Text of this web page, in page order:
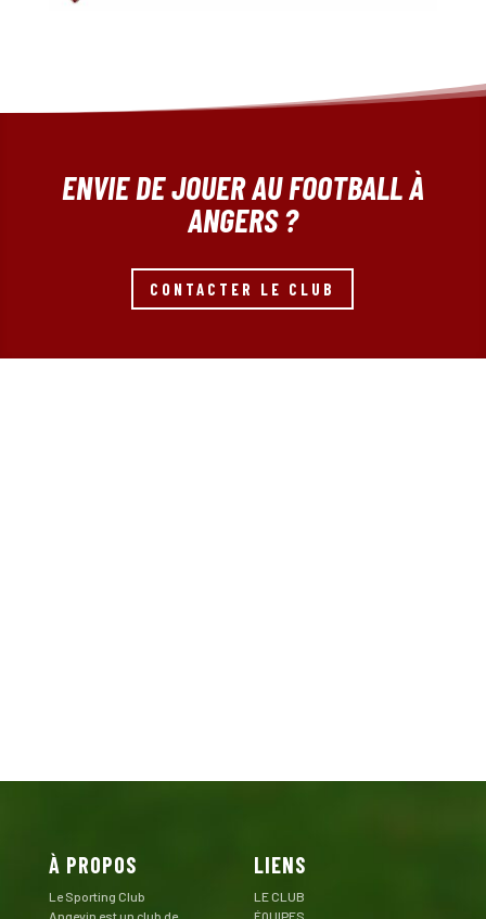
ENVIE DE JOUER AU FOOTBALL À
ANGERS ?
CONTACTER LE CLUB
À PROPOS
Le Sporting Club
LIENS
LE CLUB